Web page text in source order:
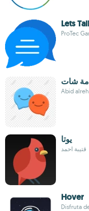
Lets
ProTec
شات
Abid
يوتا
قتيبة احمد
Hover
Disfruta